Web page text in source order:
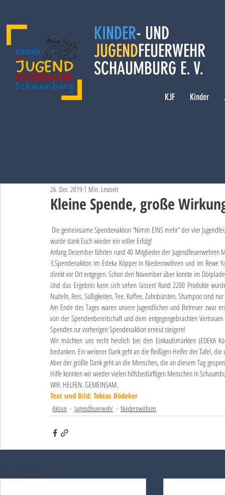
KINDER- UND
JUGENDFEUERWEHR
SCHAUMBURG E. V.
KJF Kinder
Kleine Spende, große
26. Dez. 2019 1 Min. Lesezeit
wurde dank Euch wieder ein voller Erfolg!
Anfang Dezember führten rund 40 Mitglieder der
3.Spendenaktion im Edeka Köpper in Niedernwöhren und im Rewe
direkt vor Ort entgegen. Schon den November über konnte im
Und das Ergebnis kann sich sehen lassen! Rund 2200 Produkte
Nudeln, Reis, Süßigkeiten, Tee, Kaffee, Zahnbürsten, Shampoo sind
Am Ende des Tages waren unsere Jugendlichen und Betreuer zwar
von der Spendenbereitschaft und dem entgegengebrachten
Spenden zur vorherigen Spendenaktion erneut steigern!
Wir möchten uns recht herzlich bei den Einkaufsmärkten (EDEKA
bedanken. Ein weiterer Dank geht an die fleißigen Helfer der Tafel,
Aber der größte Dank geht an die Menschen, die an diesem Tag
Hilfe konnten wir wieder vielen hilfsbedürftigen Menschen in
WIR. HELFEN. GEMEINSAM.
Text und Bild: Tobias Bödeker
Aktion Jugendfeuerwehr Niedernwöhren
Aktuelle Beiträge